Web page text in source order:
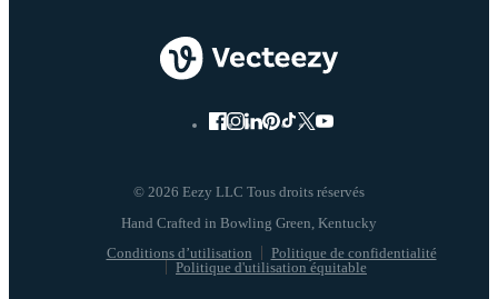
© 2026 Eezy LLC Tous droits réservés
Conditions d’utilisation
Politique de confidentialité
Politique d'utilisation équitable